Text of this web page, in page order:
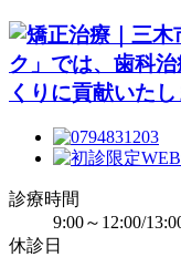
診療時間
9:00～12:00/
休診日